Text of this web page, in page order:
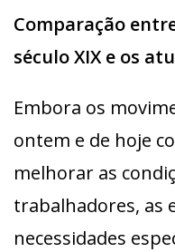
Comparação
século XIX e os
Embora os
ontem e de hoje
melhorar as
trabalhadores, as
necessidades